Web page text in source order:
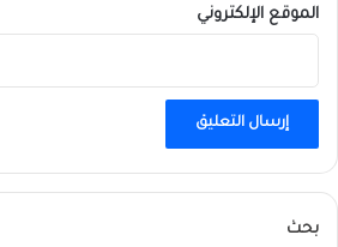
الموقع الإلكتروني
بحث